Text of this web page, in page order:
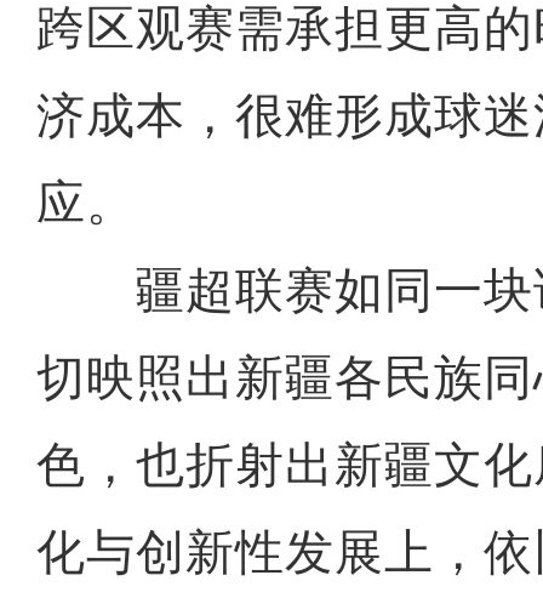
跨区观赛需承担更高
济成本，很难形成球
应。
疆超联赛如同一块
切映照出新疆各民族
色，也折射出新疆文
化与创新性发展上，